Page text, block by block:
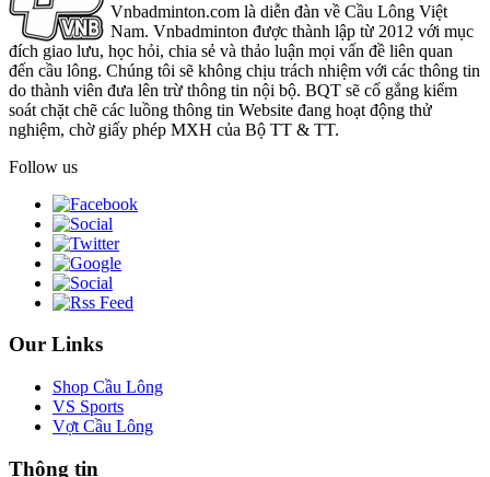
Vnbadminton.com là diễn đàn về Cầu Lông Việt
Nam. Vnbadminton được thành lập từ 2012 với mục
đích giao lưu, học hỏi, chia sẻ và thảo luận mọi vấn đề liên quan
đến cầu lông. Chúng tôi sẽ không chịu trách nhiệm với các thông tin
do thành viên đưa lên trừ thông tin nội bộ. BQT sẽ cố gắng kiểm
soát chặt chẽ các luồng thông tin Website đang hoạt động thử
nghiệm, chờ giấy phép MXH của Bộ TT & TT.
Follow us
Our Links
Shop Cầu Lông
VS Sports
Vợt Cầu Lông
Thông tin